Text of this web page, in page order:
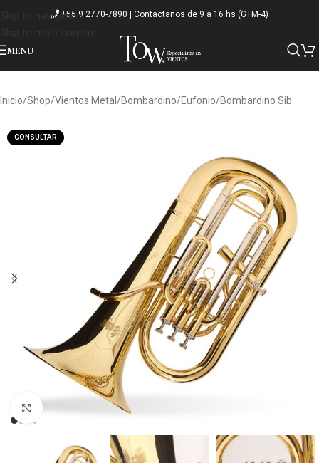
Skip to navigation
Skip to main content
+56 9 2770-7890 | Contactanos de 9 a 16 hs (GTM-4)
MENU
Inicio/Shop/Vientos Metal /Bombardino/Eufonio/Bombardino Sib
CONSULTAR
Click to enlarge